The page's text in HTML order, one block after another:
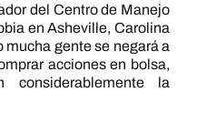
del Centro de Manejo
en Asheville, Carolina
mucha gente se negará a
acciones en bolsa,
considerablemente la